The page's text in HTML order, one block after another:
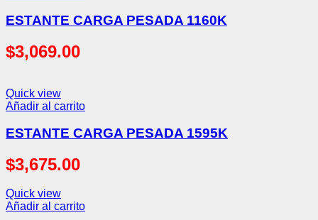
ESTANTE CARGA PESADA 1160K
$3,069.00
Quick view
Añadir al carrito
ESTANTE CARGA PESADA 1595K
$3,675.00
Quick view
Añadir al carrito